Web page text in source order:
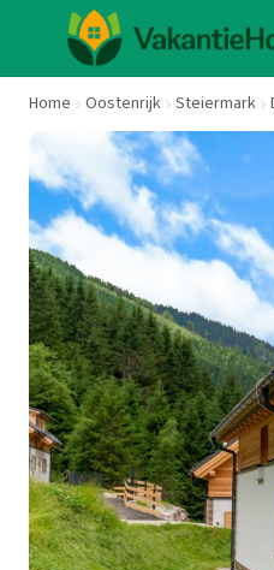
Home Oostenrijk Steiermark